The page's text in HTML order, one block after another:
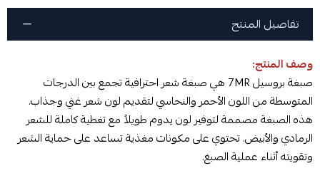
تفاصيل المنتج
وصف المنتج:
صبغة بروسيل 7MR هي صبغة شعر احترافية تجمع بين الدرجات
المتوسطة من اللون الأحمر والنحاسي لتقديم لون شعر غني وجذاب.
هذه الصبغة مصممة لتوفير لون يدوم طويلاً مع تغطية كاملة للشعر
الرمادي والأبيض. تحتوي على مكونات مغذية تساعد على حماية الشعر
وتقويته أثناء عملية الصبغ.